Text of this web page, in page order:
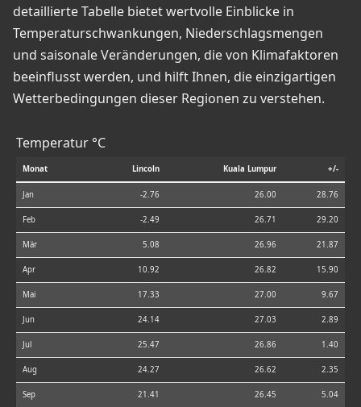
detaillierte Tabelle bietet wertvolle Einblicke in
Temperaturschwankungen, Niederschlagsmengen
und saisonale Veränderungen, die von Klimafaktoren
beeinflusst werden, und hilft Ihnen, die einzigartigen
Wetterbedingungen dieser Regionen zu verstehen.
Temperatur °C
Monat Lincoln Kuala Lumpur +/-
Jan -2.76 26.00 28.76
Feb -2.49 26.71 29.20
Mär 5.08 26.96 21.87
Apr 10.92 26.82 15.90
Mai 17.33 27.00 9.67
Jun 24.14 27.03 2.89
Jul 25.47 26.86 1.40
Aug 24.27 26.62 2.35
Sep 21.41 26.45 5.04